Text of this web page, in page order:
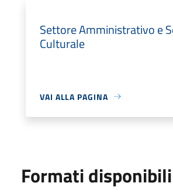
Settore Amministrativo e
Culturale
VAI ALLA PAGINA
Formati disponibili